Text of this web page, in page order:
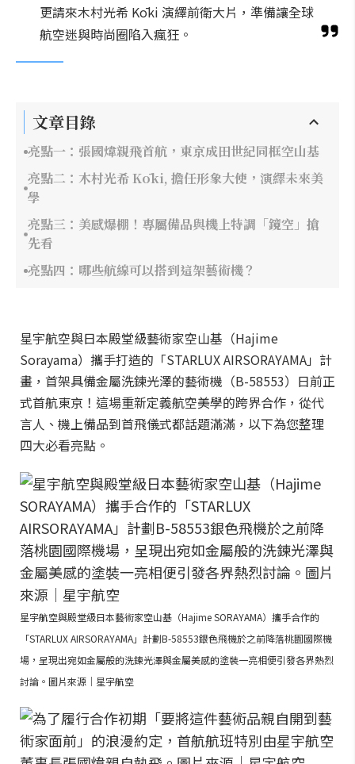
更請來木村光希 Kōki 演繹前衛大片，準備讓全球
航空迷與時尚圈陷入瘋狂。
文章目錄
亮點一：張國煒親飛首航，東京成田世紀同框空山基
亮點二：木村光希 Kōki, 擔任形象大使，演繹未來美
學
亮點三：美感爆棚！專屬備品與機上特調「鏡空」搶
先看
亮點四：哪些航線可以搭到這架藝術機？
星宇航空與日本殿堂級藝術家空山基（Hajime
Sorayama）攜手打造的「STARLUX AIRSORAYAMA」計
畫，首架具備金屬洗鍊光澤的藝術機（B-58553）日前正
式首航東京！這場重新定義航空美學的跨界合作，從代
言人、機上備品到首飛儀式都話題滿滿，以下為您整理
四大必看亮點。
星宇航空與殿堂級日本藝術家空山基（Hajime SORAYAMA）攜手合作的
「STARLUX AIRSORAYAMA」計劃B-58553銀色飛機於之前降落桃園國際機
場，呈現出宛如金屬般的洗鍊光澤與金屬美感的塗裝一亮相便引發各界熱烈
討論。圖片來源｜星宇航空